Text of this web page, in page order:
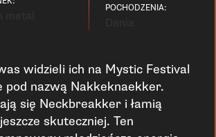
POCHODZENIA:
widzieli ich na Mystic Festival
pod nazwą Nakkeknaekker.
się Neckbreakker i łamią
skuteczniej. Ten